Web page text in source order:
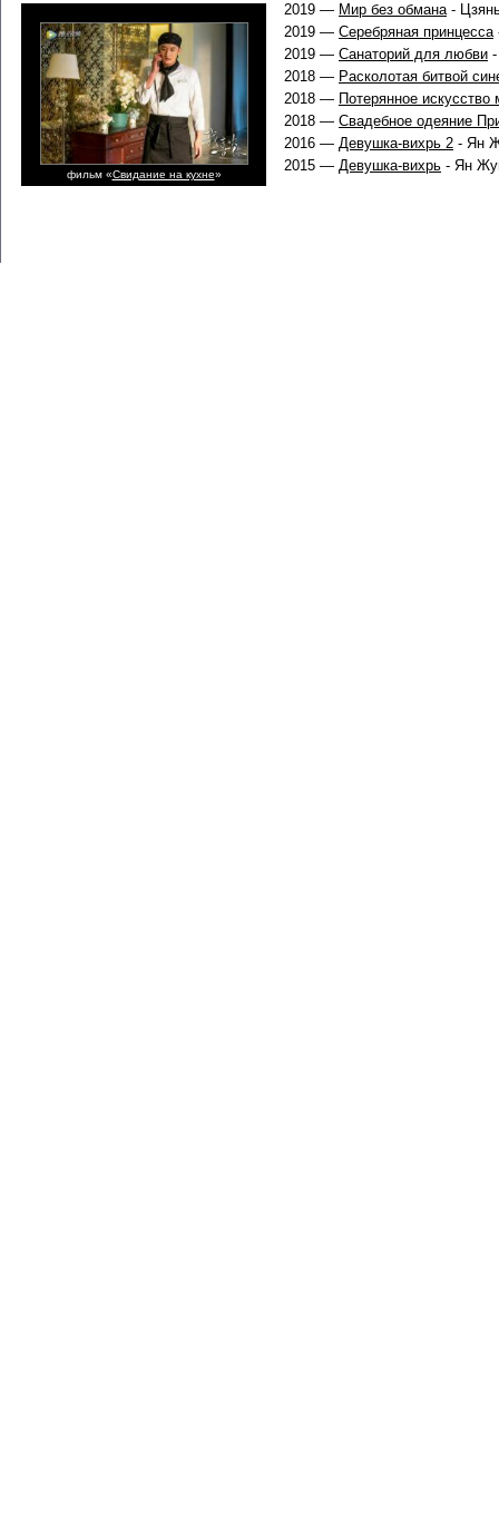
фильм «Свидание на кухне»
2019 — Мир без обмана-
2019 — Серебряная принцесса
2019 — Санаторий для любви
2018 — Расколотая битвой
2018 — Потерянное искусство
2018 — Свадебное одеяние
2016 — Девушка-вихрь 2 - Ян
2015 — Девушка-вихрь - Ян